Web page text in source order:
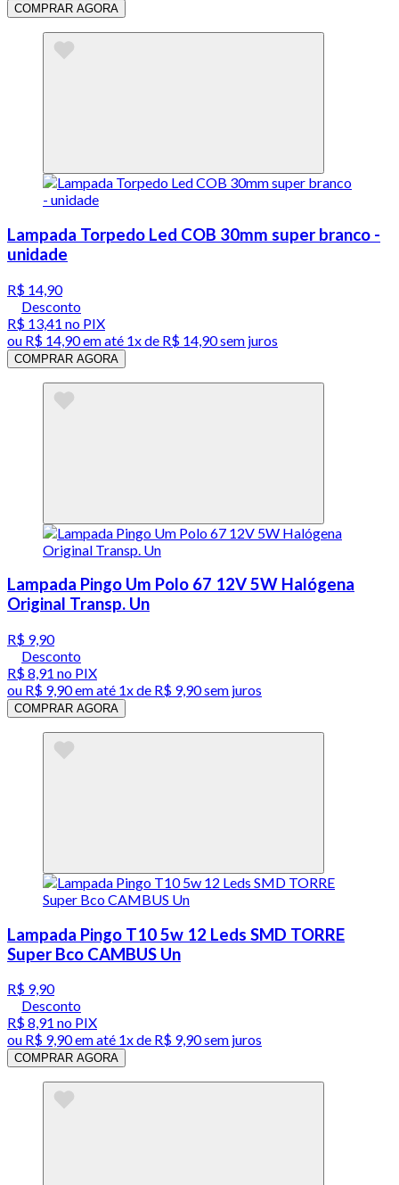
COMPRAR AGORA
Lampada Torpedo Led COB 30mm super branco -
unidade
R$ 14,90
Desconto
R$ 13,41 no PIX
ou R$ 14,90em até 1x de R$ 14,90sem juros
COMPRAR AGORA
Lampada Pingo Um Polo 67 12V 5W Halógena
Original Transp. Un
R$ 9,90
Desconto
R$ 8,91 no PIX
ou R$ 9,90em até 1x de R$ 9,90sem juros
COMPRAR AGORA
Lampada Pingo T10 5w 12 Leds SMD TORRE
Super Bco CAMBUS Un
R$ 9,90
Desconto
R$ 8,91 no PIX
ou R$ 9,90em até 1x de R$ 9,90sem juros
COMPRAR AGORA